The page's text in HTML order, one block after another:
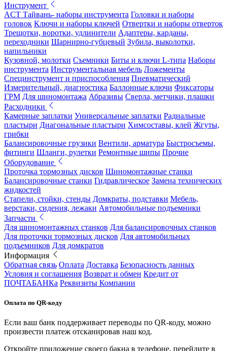
Инструмент
ACT Тайвань- наборы инструмента Головки и наборы
головок Ключи и наборы ключей Отвертки и наборы отверток
Трещотки, воротки, удлинители Адаптеры, карданы,
переходники Шарнирно-губцевый Зубила, выколотки,
напильники
Кузовной, молотки Съемники Биты и ключи L-типа Наборы
инструмента Инструментальная мебель Ложементы
Специнструмент и приспособления Пневматический
Измерительный, диагностика Баллонные ключи Фиксаторы
ГРМ Для шиномонтажа Абразивы Сверла, метчики, плашки
Расходники
Камерные заплатки Универсальные заплатки Радиальные
пластыри Диагональные пластыри Химсоставы, клей Жгуты,
грибки
Балансировочные грузики Вентили, арматура Быстросъемы,
фитинги Шланги, рулетки Ремонтные шипы Прочие
Оборудование
Проточка тормозных дисков Шиномонтажные станки
Балансировочные станки Гидравлическое Замена технических
жидкостей
Стапели, стойки, стенды Домкраты, подставки Мебель,
верстаки, сидения, лежаки Автомобильные подъемники
Запчасти
Для шиномонтажных станков Для балансировочных станков
Для проточки тормозных дисков Для автомобильных
подъемников Для домкратов
Информация
Обратная связь Оплата Доставка Безопасность данных
Условия и соглашения Возврат и обмен Кредит от
ПОЧТАБАНКа Реквизиты Компании
Оплата по QR-коду
Если ваш банк поддерживает переводы по QR-коду, можно
произвести платеж отсканировав наш код.
Откройте приложение своего бакна в телефоне, перейдите в